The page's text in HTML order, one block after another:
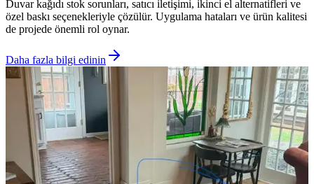
Duvar kağıdı stok sorunları, satıcı iletişimi, ikinci el alternatifleri ve
özel baskı seçenekleriyle çözülür. Uygulama hataları ve ürün kalitesi
de projede önemli rol oynar.
Daha fazla bilgi edinin